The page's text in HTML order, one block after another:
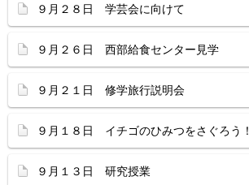
９月２８日 学芸会に向けて
９月２６日 西部給食センター見学
９月２１日 修学旅行説明会
９月１８日 イチゴのひみつをさぐろう！
９月１３日 研究授業